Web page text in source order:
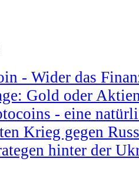
- Wider das
Gold oder
- eine
Krieg gegen
hinter der